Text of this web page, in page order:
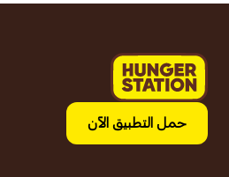
حمل التطبيق الآن